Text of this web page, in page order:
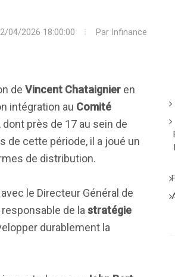
04/2026 18:00:00 Par Infinance
de Vincent Chataignier en
intégration au Comité
près de 17 au sein de
de cette période, il a joué un
de distribution.
le Directeur Général de
de la stratégie
durablement la